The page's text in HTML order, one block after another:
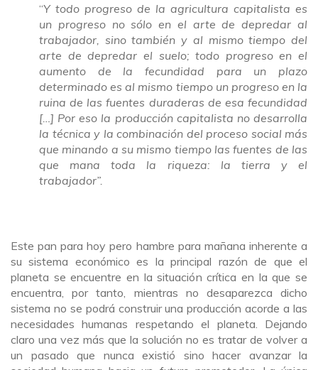
“Y todo progreso de la agricultura capitalista es
un progreso no sólo en el arte de depredar al
trabajador, sino también y al mismo tiempo del
arte de depredar el suelo; todo progreso en el
aumento de la fecundidad para un plazo
determinado es al mismo tiempo un progreso en la
ruina de las fuentes duraderas de esa fecundidad
[…] Por eso la producción capitalista no desarrolla
la técnica y la combinación del proceso social más
que minando a su mismo tiempo las fuentes de las
que mana toda la riqueza: la tierra y el
trabajador”.
Este pan para hoy pero hambre para mañana inherente a
su sistema económico es la principal razón de que el
planeta se encuentre en la situación crítica en la que se
encuentra, por tanto, mientras no desaparezca dicho
sistema no se podrá construir una producción acorde a las
necesidades humanas respetando el planeta. Dejando
claro una vez más que la solución no es tratar de volver a
un pasado que nunca existió sino hacer avanzar la